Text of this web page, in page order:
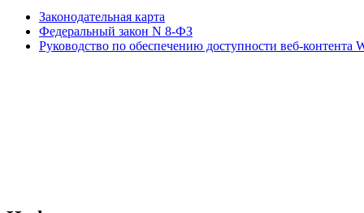
Законодательная карта
Федеральный закон N 8-ФЗ
Руководство по обеспечению доступности веб-контента